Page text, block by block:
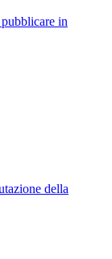
in
della